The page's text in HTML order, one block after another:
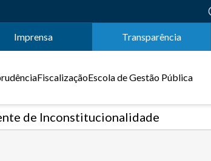
Imprensa Transparência
FiscalizaçãoEscola de Gestão Pública
de Inconstitucionalidade